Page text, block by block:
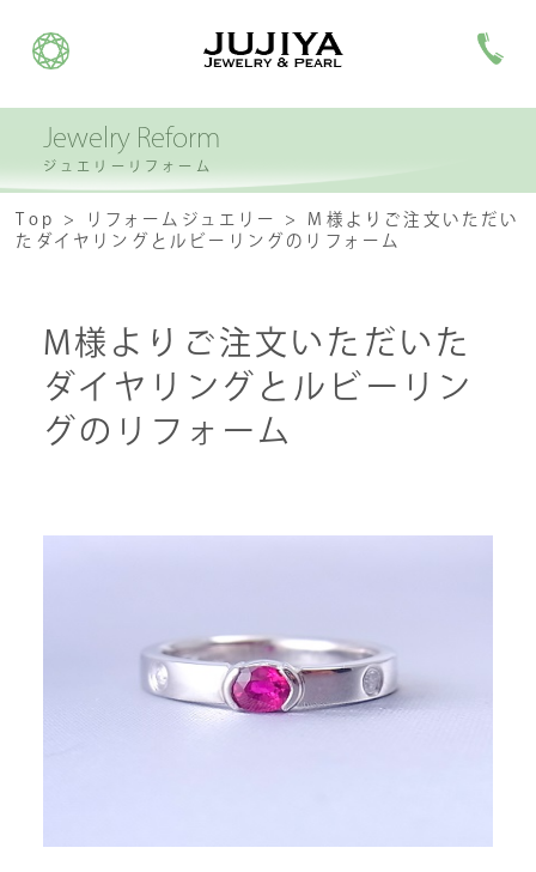
Jewelry Reform
ジュエリーリフォーム
Top リフォームジュエリー
M様よりご注文いただい
たダイヤリングとルビーリングのリフォーム
M様よりご注文いただいた
ダイヤリングとルビーリン
グのリフォーム